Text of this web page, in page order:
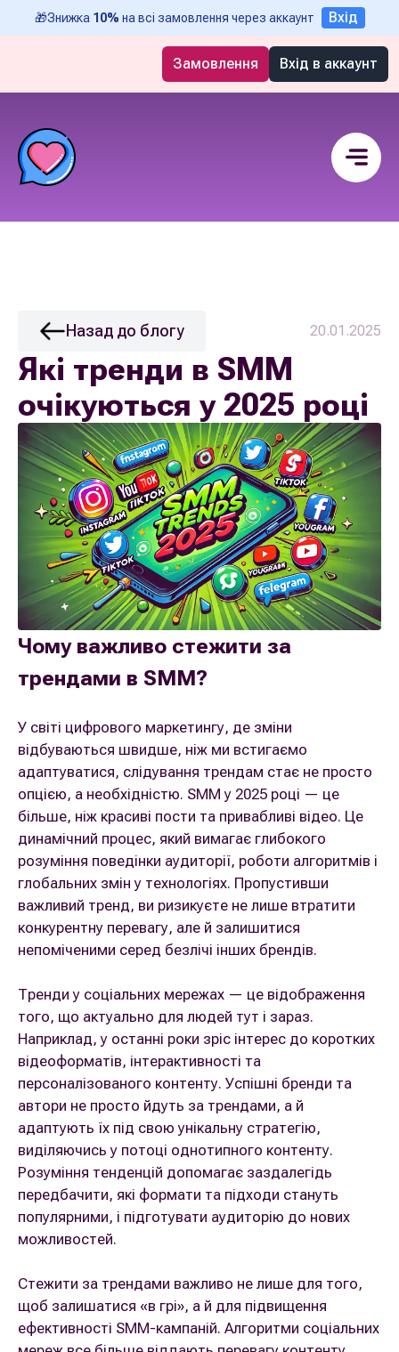
🎁Знижка 10% на всі замовлення через аккаунт Вхід
Замовлення Вхід в аккаунт
Назад до блогу 20.01.2025
Які тренди в SMM
очікуються у 2025 році
Чому важливо стежити за
трендами в SMM?
У світі цифрового маркетингу, де зміни
відбуваються швидше, ніж ми встигаємо
адаптуватися, слідування трендам стає не просто
опцією, а необхідністю. SMM у 2025 році — це
більше, ніж красиві пости та привабливі відео. Це
динамічний процес, який вимагає глибокого
розуміння поведінки аудиторії, роботи алгоритмів і
глобальних змін у технологіях. Пропустивши
важливий тренд, ви ризикуєте не лише втратити
конкурентну перевагу, але й залишитися
непоміченими серед безлічі інших брендів.
Тренди у соціальних мережах — це відображення
того, що актуально для людей тут і зараз.
Наприклад, у останні роки зріс інтерес до коротких
відеоформатів, інтерактивності та
персоналізованого контенту. Успішні бренди та
автори не просто йдуть за трендами, а й
адаптують їх під свою унікальну стратегію,
виділяючись у потоці однотипного контенту.
Розуміння тенденцій допомагає заздалегідь
передбачити, які формати та підходи стануть
популярними, і підготувати аудиторію до нових
можливостей.
Стежити за трендами важливо не лише для того,
щоб залишатися «в грі», а й для підвищення
ефективності SMM-кампаній. Алгоритми соціальних